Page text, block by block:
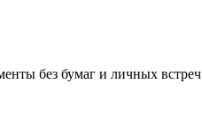
без бумаг и личных встреч